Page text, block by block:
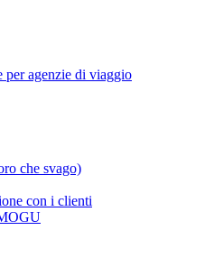
per agenzie di viaggio
che svago)
con i clienti